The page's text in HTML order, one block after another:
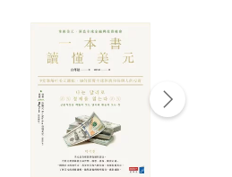
「申請取消訂單/ 退
完成訂單
Complete